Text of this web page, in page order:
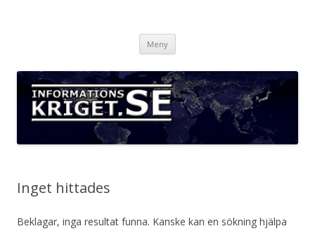
Meny
Inget hittades
Beklagar, inga resultat funna. Kanske kan en sökning hjälpa